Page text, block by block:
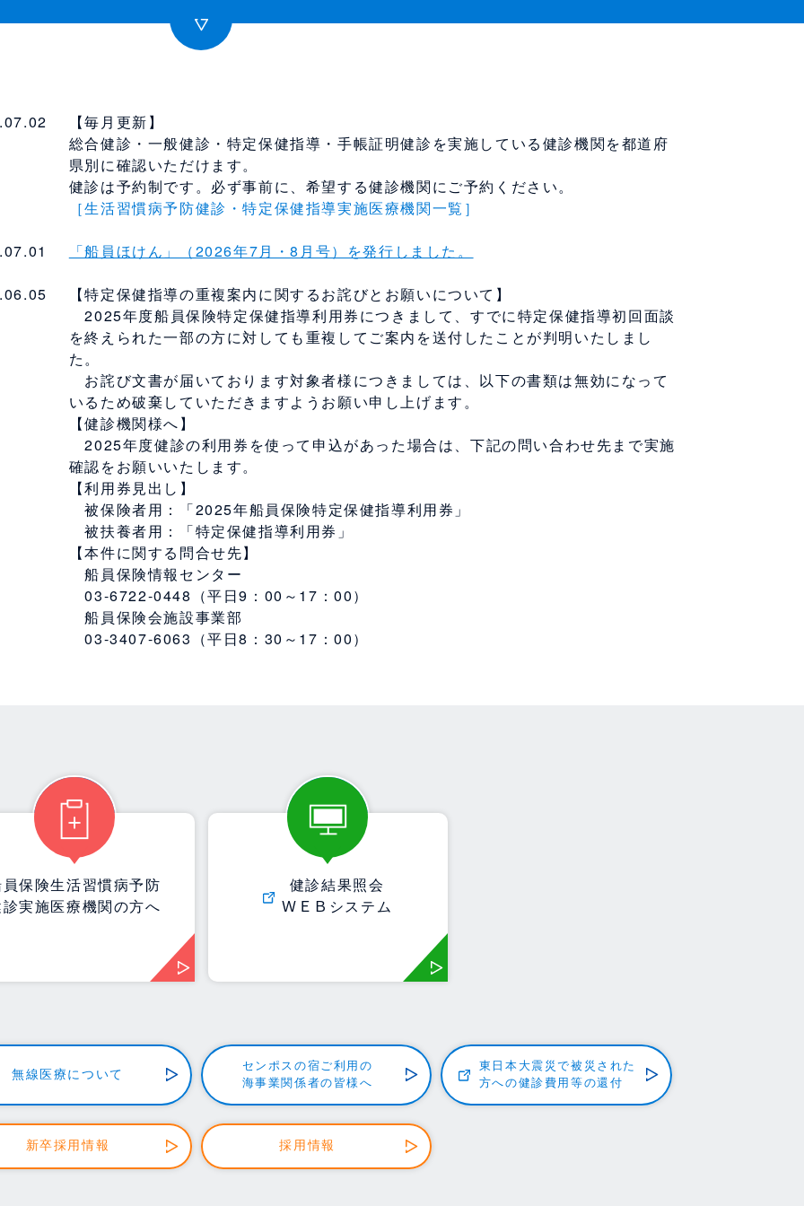
【毎月更新】
総合健診・一般健診・特定保健指導・手帳証明健診を実施している健診機関を都道府
県別に確認いただけます。
健診は予約制です。必ず事前に、希望する健診機関にご予約ください。
［生活習慣病予防健診・特定保健指導実施医療機関一覧］
「船員ほけん」（2026年7月・8月号）を発行しました。
【特定保健指導の重複案内に関するお詫びとお願いについて】
2025年度船員保険特定保健指導利用券につきまして、すでに特定保健指導初回面談
を終えられた一部の方に対しても重複してご案内を送付したことが判明いたしまし
た。
お詫び文書が届いております対象者様につきましては、以下の書類は無効になって
いるため破棄していただきますようお願い申し上げます。
【健診機関様へ】
2025年度健診の利用券を使って申込があった場合は、下記の問い合わせ先まで実施
確認をお願いいたします。
【利用券見出し】
被保険者用：「2025年船員保険特定保健指導利用券」
被扶養者用：「特定保健指導利用券」
【本件に関する問合せ先】
船員保険情報センター
03-6722-0448（平日9：00～17：00）
船員保険会施設事業部
03-3407-6063（平日8：30～17：00）
員保険生活習慣病予防
診実施医療機関の方へ
健診結果照会
ＷＥＢシステム
無線医療について
センポスの宿ご利用の
海事業関係者の皆様へ
東日本大震災で被災された
方への健診費用等の還付
新卒採用情報 採用情報